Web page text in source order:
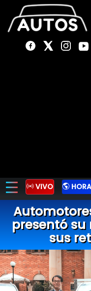
VIVO
presentó su
sus